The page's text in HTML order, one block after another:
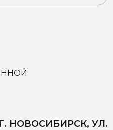
НОВОСИБИРСК, УЛ.